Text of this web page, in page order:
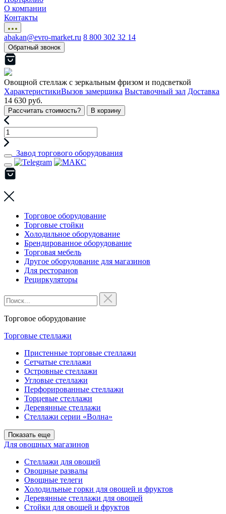
О компании
Контакты
abakan@evro-market.ru 8 800 302 32 14
Обратный звонок
Овощной стеллаж с зеркальным фризом и подсветкой
ХарактеристикиВызов замерщика Выставочный зал Доставка
14 630 руб.
Рассчитать стоимость? В корзину
Завод торгового оборудования
Торговое оборудование
Торговые стойки
Холодильное оборудование
Брендированное оборудование
Торговая мебель
Другое оборудование для магазинов
Для ресторанов
Рециркуляторы
Торговое оборудование
Торговые стеллажи
Пристенные торговые стеллажи
Сетчатые стеллажи
Островные стеллажи
Угловые стеллажи
Перфорированные стеллажи
Торцевые стеллажи
Деревянные стеллажи
Стеллажи серии «Волна»
Показать еще
Для овощных магазинов
Стеллажи для овощей
Овощные развалы
Овощные телеги
Холодильные горки для овощей и фруктов
Деревянные стеллажи для овощей
Стойки для овощей и фруктов